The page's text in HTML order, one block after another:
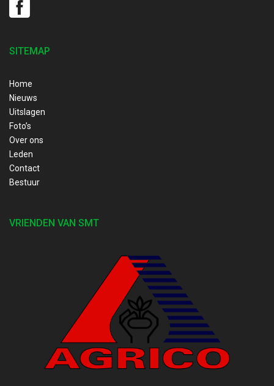
SITEMAP
Home
Nieuws
Uitslagen
Foto’s
Over ons
Leden
Contact
Bestuur
VRIENDEN VAN SMT